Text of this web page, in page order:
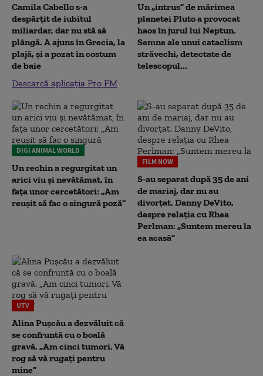
Camila Cabello s-a
despărțit de iubitul
miliardar, dar nu stă să
plângă. A ajuns în Grecia, la
plajă, și a pozat în costum
de baie
Descarcă aplicația Pro FM
Un „intrus” de mărimea
planetei Pluto a provocat
haos în jurul lui Neptun.
Semne ale unui cataclism
străvechi, detectate de
telescopul...
DIGI ANIMAL WORLD
Un rechin a regurgitat un
arici viu și nevătămat, în
fața unor cercetători: „Am
reușit să fac o singură poză”
FILM NOW
S-au separat după 35 de ani
de mariaj, dar nu au
divorțat. Danny DeVito,
despre relația cu Rhea
Perlman: „Suntem mereu la
ea acasă”
UTV
Alina Pușcău a dezvăluit că
se confruntă cu o boală
gravă. „Am cinci tumori. Vă
rog să vă rugați pentru
mine”